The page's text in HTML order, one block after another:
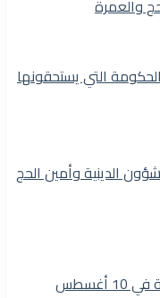
والعمرة
التي يستحقونها
الدينية وأمين الحج
أغسطس